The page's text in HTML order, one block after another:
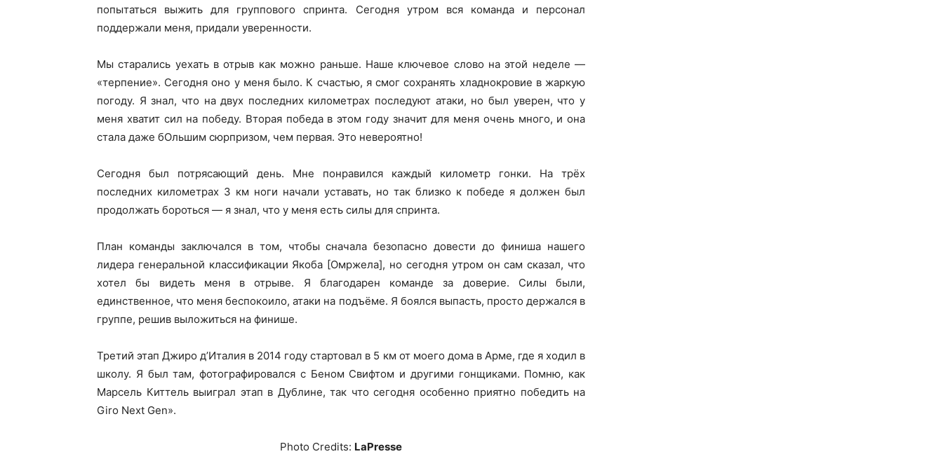
попытаться выжить для группового спринта. Сегодня утром вся команда и персонал
поддержали меня, придали уверенности.
Мы старались уехать в отрыв как можно раньше. Наше ключевое слово на этой неделе —
«терпение». Сегодня оно у меня было. К счастью, я смог сохранять хладнокровие в жаркую
погоду. Я знал, что на двух последних километрах последуют атаки, но был уверен, что у
меня хватит сил на победу. Вторая победа в этом году значит для меня очень много, и она
стала даже бОльшим сюрпризом, чем первая. Это невероятно!
Сегодня был потрясающий день. Мне понравился каждый километр гонки. На трёх
последних километрах 3 км ноги начали уставать, но так близко к победе я должен был
продолжать бороться — я знал, что у меня есть силы для спринта.
План команды заключался в том, чтобы сначала безопасно довести до финиша нашего
лидера генеральной классификации Якоба [Омржела], но сегодня утром он сам сказал, что
хотел бы видеть меня в отрыве. Я благодарен команде за доверие. Силы были,
единственное, что меня беспокоило, атаки на подъёме. Я боялся выпасть, просто держался в
группе, решив выложиться на финише.
Третий этап Джиро д’Италия в 2014 году стартовал в 5 км от моего дома в Арме, где я ходил в
школу. Я был там, фотографировался с Беном Свифтом и другими гонщиками. Помню, как
Марсель Киттель выиграл этап в Дублине, так что сегодня особенно приятно победить на
Giro Next Gen».
Photo Credits: LaPresse